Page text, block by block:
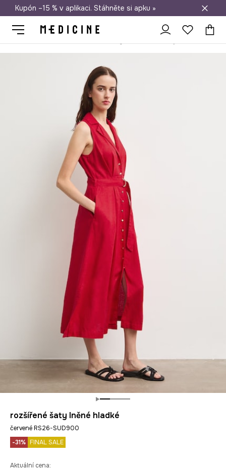
Doprava zdarma při nákupu nad 1 200 Kč
Kupón –15 % v aplikaci. Stáhněte si apku »
rozšířené šaty lněné hladké
červené RS26-SUD900
-31% FINAL SALE
Aktuální cena: